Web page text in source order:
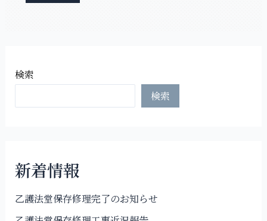
検索
検索
新着情報
乙護法堂保存修理完了のお知らせ